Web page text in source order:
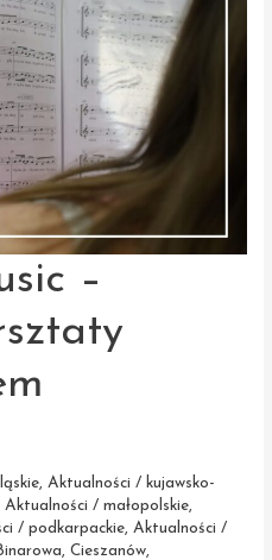
–
,Aktualności / kujawsko-
Aktualności / małopolskie,
/ podkarpackie,Aktualności /
,Cieszanów,